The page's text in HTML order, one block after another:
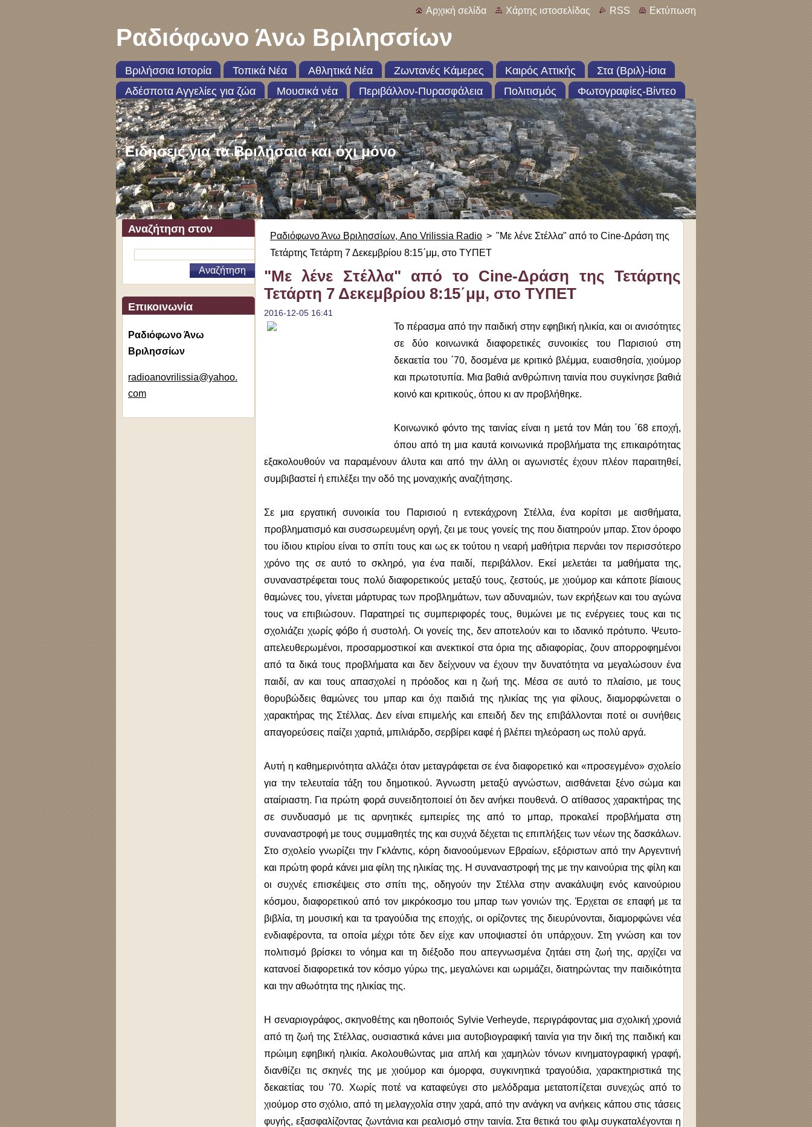
Αρχική σελίδα Χάρτης ιστοσελίδας RSS Εκτύπωση
Ραδιόφωνο Άνω Βριλησσίων
Βριλήσσια Ιστορία Τοπικά Νέα Αθλητικά Νέα Ζωντανές Κάμερες Καιρός Αττικής
Στα (Βριλ)-ίσια
Αδέσποτα Αγγελίες για ζώα
Μουσικά νέα Περιβάλλον-Πυρασφάλεια Πολιτισμός Φωτογραφίες-Βίντεο
Ειδήσεις για τα Βριλήσσια και όχι μόνο
Αναζήτηση στον
ιστότοπο
Επικοινωνία
Ραδιόφωνο Άνω
Βριλησσίων
radioanovrilissia@yahoo.
com
Ραδιόφωνο Άνω Βριλησσίων, Ano Vrilissia Radio > "Με λένε Στέλλα" από το Cine-Δράση της
Τετάρτης Τετάρτη 7 Δεκεμβρίου 8:15΄μμ, στο ΤΥΠΕΤ
"Με λένε Στέλλα" από το Cine-Δράση της Τετάρτης
Τετάρτη 7 Δεκεμβρίου 8:15΄μμ, στο ΤΥΠΕΤ
2016-12-05 16:41
Το πέρασμα από την παιδική στην εφηβική ηλικία, και οι ανισότητες
σε δύο κοινωνικά διαφορετικές συνοικίες του Παρισιού στη
δεκαετία του ΄70, δοσμένα με κριτικό βλέμμα, ευαισθησία, χιούμορ
και πρωτοτυπία. Μια βαθιά ανθρώπινη ταινία που συγκίνησε βαθιά
κοινό και κριτικούς, όπου κι αν προβλήθηκε.
Κοινωνικό φόντο της ταινίας είναι η μετά τον Μάη του ΄68 εποχή,
όπου από τη μια καυτά κοινωνικά προβλήματα της επικαιρότητας
εξακολουθούν να παραμένουν άλυτα και από την άλλη οι αγωνιστές έχουν πλέον παραιτηθεί,
συμβιβαστεί ή επιλέξει την οδό της μοναχικής αναζήτησης.
Σε μια εργατική συνοικία του Παρισιού η εντεκάχρονη Στέλλα, ένα κορίτσι με αισθήματα,
προβληματισμό και συσσωρευμένη οργή, ζει με τους γονείς της που διατηρούν μπαρ. Στον όροφο
του ίδιου κτιρίου είναι το σπίτι τους και ως εκ τούτου η νεαρή μαθήτρια περνάει τον περισσότερο
χρόνο της σε αυτό το σκληρό, για ένα παιδί, περιβάλλον. Εκεί μελετάει τα μαθήματα της,
συναναστρέφεται τους πολύ διαφορετικούς μεταξύ τους, ζεστούς, με χιούμορ και κάποτε βίαιους
θαμώνες του, γίνεται μάρτυρας των προβλημάτων, των αδυναμιών, των εκρήξεων και του αγώνα
τους να επιβιώσουν. Παρατηρεί τις συμπεριφορές τους, θυμώνει με τις ενέργειες τους και τις
σχολιάζει χωρίς φόβο ή συστολή. Οι γονείς της, δεν αποτελούν και το ιδανικό πρότυπο. Ψευτο-
απελευθερωμένοι, προσαρμοστικοί και ανεκτικοί στα όρια της αδιαφορίας, ζουν απορροφημένοι
από τα δικά τους προβλήματα και δεν δείχνουν να έχουν την δυνατότητα να μεγαλώσουν ένα
παιδί, αν και τους απασχολεί η πρόοδος και η ζωή της. Μέσα σε αυτό το πλαίσιο, με τους
θορυβώδεις θαμώνες του μπαρ και όχι παιδιά της ηλικίας της για φίλους, διαμορφώνεται ο
χαρακτήρας της Στέλλας. Δεν είναι επιμελής και επειδή δεν της επιβάλλονται ποτέ οι συνήθεις
απαγορεύσεις παίζει χαρτιά, μπιλιάρδο, σερβίρει καφέ ή βλέπει τηλεόραση ως πολύ αργά.
Αυτή η καθημερινότητα αλλάζει όταν μεταγράφεται σε ένα διαφορετικό και «προσεγμένο» σχολείο
για την τελευταία τάξη του δημοτικού. Άγνωστη μεταξύ αγνώστων, αισθάνεται ξένο σώμα και
αταίριαστη. Για πρώτη φορά συνειδητοποιεί ότι δεν ανήκει πουθενά. Ο ατίθασος χαρακτήρας της
σε συνδυασμό με τις αρνητικές εμπειρίες της από το μπαρ, προκαλεί προβλήματα στη
συναναστροφή με τους συμμαθητές της και συχνά δέχεται τις επιπλήξεις των νέων της δασκάλων.
Στο σχολείο γνωρίζει την Γκλάντις, κόρη διανοούμενων Εβραίων, εξόριστων από την Αργεντινή
και πρώτη φορά κάνει μια φίλη της ηλικίας της. Η συναναστροφή της με την καινούρια της φίλη και
οι συχνές επισκέψεις στο σπίτι της, οδηγούν την Στέλλα στην ανακάλυψη ενός καινούριου
κόσμου, διαφορετικού από τον μικρόκοσμο του μπαρ των γονιών της. Έρχεται σε επαφή με τα
βιβλία, τη μουσική και τα τραγούδια της εποχής, οι ορίζοντες της διευρύνονται, διαμορφώνει νέα
ενδιαφέροντα, τα οποία μέχρι τότε δεν είχε καν υποψιαστεί ότι υπάρχουν. Στη γνώση και τον
πολιτισμό βρίσκει το νόημα και τη διέξοδο που απεγνωσμένα ζητάει στη ζωή της, αρχίζει να
κατανοεί διαφορετικά τον κόσμο γύρω της, μεγαλώνει και ωριμάζει, διατηρώντας την παιδικότητα
και την αθωότητα της ηλικίας της.
Η σεναριογράφος, σκηνοθέτης και ηθοποιός Sylvie Verheyde, περιγράφοντας μια σχολική χρονιά
από τη ζωή της Στέλλας, ουσιαστικά κάνει μια αυτοβιογραφική ταινία για την δική της παιδική και
πρώιμη εφηβική ηλικία. Ακολουθώντας μια απλή και χαμηλών τόνων κινηματογραφική γραφή,
διανθίζει τις σκηνές της με χιούμορ και όμορφα, συγκινητικά τραγούδια, χαρακτηριστικά της
δεκαετίας του '70. Χωρίς ποτέ να καταφεύγει στο μελόδραμα μετατοπίζεται συνεχώς από το
χιούμορ στο σχόλιο, από τη μελαγχολία στην χαρά, από την ανάγκη να ανήκεις κάπου στις τάσεις
φυγής, εξασφαλίζοντας ζωντάνια και ρεαλισμό στην ταινία. Στα θετικά του φιλμ συγκαταλέγονται η